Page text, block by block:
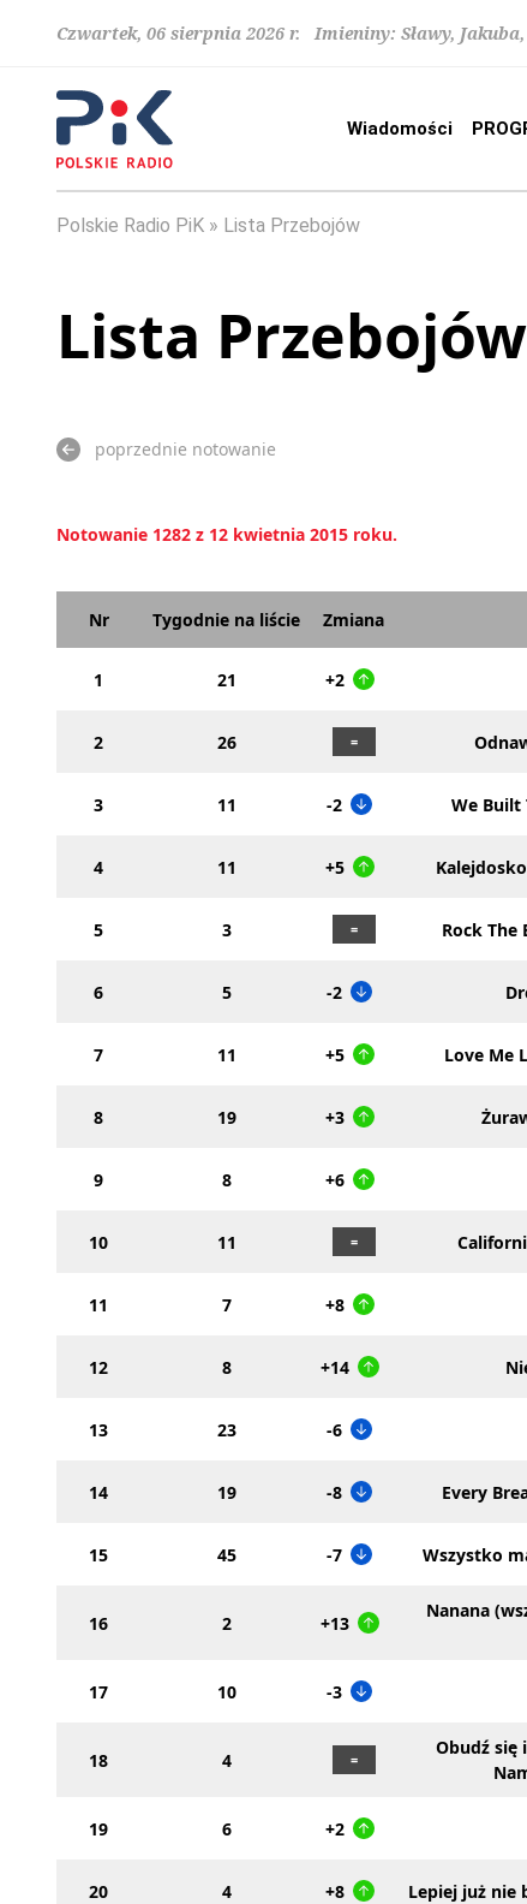
Czwartek, 06 sierpnia 2026 r. Imieniny: Sławy,
Wiadomości
Polskie Radio PiK Lista Przebojów
Lista
poprzednie notowanie
Notowanie 1282 z 12 kwietnia 2015 roku.
Nr Tygodnie na liście Zmiana
1 21 +2
2 26
3 11 -2 We Built
4 11 +5
5 3 Rock The
6 5 -2
7 11 +5 Love Me
8 19 +3
9 8 +6
10 11
11 7 +8
12 8 +14
13 23 -6
14 19 -8 Every
15 45 -7 Wszystko
16 2 +13
Nanana
17 10 -3
18 4
Obudź się
19 6 +2
20 4 +8 Lepiej już nie